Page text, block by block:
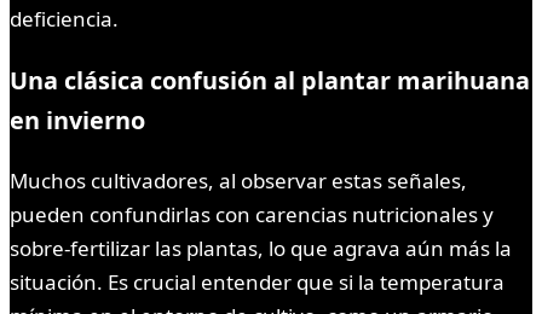
deficiencia.
Una clásica confusión al plantar marihuana
en invierno
Muchos cultivadores, al observar estas señales,
pueden confundirlas con carencias nutricionales y
sobre-fertilizar las plantas, lo que agrava aún más la
situación. Es crucial entender que si la temperatura